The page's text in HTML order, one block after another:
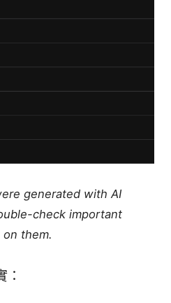
generated with AI
check important
them.